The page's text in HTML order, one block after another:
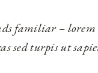
familiar –
sed turpis ut